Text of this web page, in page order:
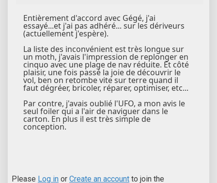
Entièrement d'accord avec Gégé, j'ai
essayé...et j'ai pas adhéré... sur les dériveurs
(actuellement j'espère).
La liste des inconvénient est très longue sur
un moth, j'avais l'impression de replonger en
cinquo avec une plage de nav réduite. Et côté
plaisir, une fois passé la joie de découvrir le
vol, ben on retombe vite sur terre quand il
faut dégréer, bricoler, réparer, optimiser, etc...
Par contre, j'avais oublié l'UFO, a mon avis le
seul foiler qui a l'air de naviguer dans le
carton. En plus il est très simple de
conception.
Please Log in or Create an account to join the